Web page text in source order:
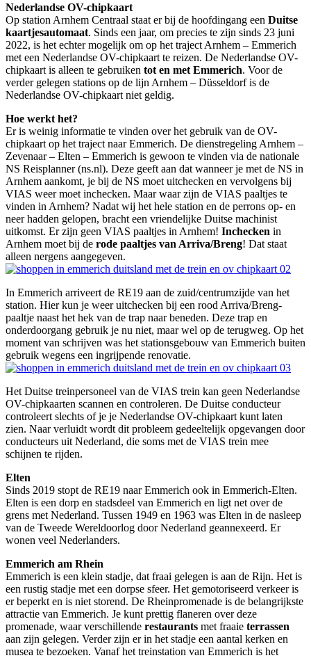
Nederlandse OV-chipkaart
Op station Arnhem Centraal staat er bij de hoofdingang een Duitse
kaartjesautomaat. Sinds een jaar, om precies te zijn sinds 23 juni
2022, is het echter mogelijk om op het traject Arnhem – Emmerich
met een Nederlandse OV-chipkaart te reizen. De Nederlandse OV-
chipkaart is alleen te gebruiken tot en met Emmerich. Voor de
verder gelegen stations op de lijn Arnhem – Düsseldorf is de
Nederlandse OV-chipkaart niet geldig.
Hoe werkt het?
Er is weinig informatie te vinden over het gebruik van de OV-
chipkaart op het traject naar Emmerich. De dienstregeling Arnhem –
Zevenaar – Elten – Emmerich is gewoon te vinden via de nationale
NS Reisplanner (ns.nl). Deze geeft aan dat wanneer je met de NS in
Arnhem aankomt, je bij de NS moet uitchecken en vervolgens bij
VIAS weer moet inchecken. Maar waar zijn de VIAS paaltjes te
vinden in Arnhem? Nadat wij het hele station en de perrons op- en
neer hadden gelopen, bracht een vriendelijke Duitse machinist
uitkomst. Er zijn geen VIAS paaltjes in Arnhem! Inchecken in
Arnhem moet bij de rode paaltjes van Arriva/Breng! Dat staat
alleen nergens aangegeven.
In Emmerich arriveert de RE19 aan de zuid/centrumzijde van het
station. Hier kun je weer uitchecken bij een rood Arriva/Breng-
paaltje naast het hek van de trap naar beneden. Deze trap en
onderdoorgang gebruik je nu niet, maar wel op de terugweg. Op het
moment van schrijven was het stationsgebouw van Emmerich buiten
gebruik wegens een ingrijpende renovatie.
Het Duitse treinpersoneel van de VIAS trein kan geen Nederlandse
OV-chipkaarten scannen en controleren. De Duitse conducteur
controleert slechts of je je Nederlandse OV-chipkaart kunt laten
zien. Naar verluidt wordt dit probleem gedeeltelijk opgevangen door
conducteurs uit Nederland, die soms met de VIAS trein mee
schijnen te rijden.
Elten
Sinds 2019 stopt de RE19 naar Emmerich ook in Emmerich-Elten.
Elten is een dorp en stadsdeel van Emmerich en ligt net over de
grens met Nederland. Tussen 1949 en 1963 was Elten in de nasleep
van de Tweede Wereldoorlog door Nederland geannexeerd. Er
wonen veel Nederlanders.
Emmerich am Rhein
Emmerich is een klein stadje, dat fraai gelegen is aan de Rijn. Het is
een rustig stadje met een dorpse sfeer. Het gemotoriseerd verkeer is
er beperkt en is niet storend. De Rheinpromenade is de belangrijkste
attractie van Emmerich. Je kunt prettig flaneren over deze
promenade, waar verschillende restaurants met fraaie terrassen
aan zijn gelegen. Verder zijn er in het stadje een aantal kerken en
musea te bezoeken. Vanaf het treinstation van Emmerich is het